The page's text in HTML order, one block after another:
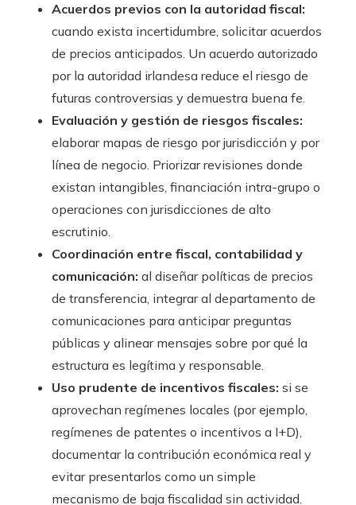
Acuerdos previos con la autoridad fiscal:
cuando exista incertidumbre, solicitar acuerdos
de precios anticipados. Un acuerdo autorizado
por la autoridad irlandesa reduce el riesgo de
futuras controversias y demuestra buena fe.
Evaluación y gestión de riesgos fiscales:
elaborar mapas de riesgo por jurisdicción y por
línea de negocio. Priorizar revisiones donde
existan intangibles, financiación intra-grupo o
operaciones con jurisdicciones de alto
escrutinio.
Coordinación entre fiscal, contabilidad y
comunicación: al diseñar políticas de precios
de transferencia, integrar al departamento de
comunicaciones para anticipar preguntas
públicas y alinear mensajes sobre por qué la
estructura es legítima y responsable.
Uso prudente de incentivos fiscales: si se
aprovechan regímenes locales (por ejemplo,
regímenes de patentes o incentivos a I+D),
documentar la contribución económica real y
evitar presentarlos como un simple
mecanismo de baja fiscalidad sin actividad.